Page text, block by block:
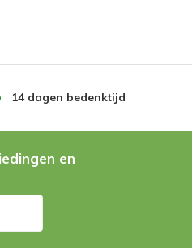
14 dagen bedenktijd
en